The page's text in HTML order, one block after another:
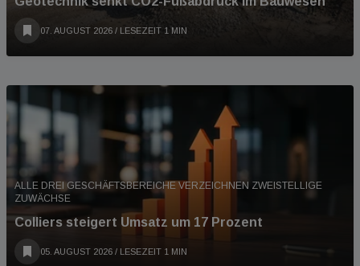
07. AUGUST 2026 / LESEZEIT 1 MIN
ALLE DREI GESCHÄFTSBEREICHE VERZEICHNEN ZWEISTELLIGE
ZUWÄCHSE
Colliers steigert Umsatz um 17 Prozent
05. AUGUST 2026 / LESEZEIT 1 MIN